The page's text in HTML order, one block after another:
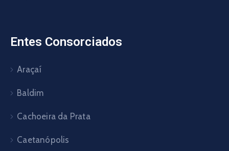
Entes Consorciados
Araçaí
Baldim
Cachoeira da Prata
Caetanópolis